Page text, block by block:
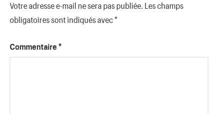
Votre adresse e-mail ne sera pas publiée. Les champs
obligatoires sont indiqués avec*
Commentaire *